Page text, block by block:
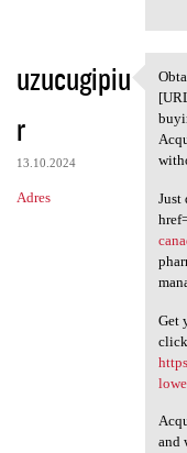
uzucugipiu
r
13.10.2024
Adres
Just
Get
and